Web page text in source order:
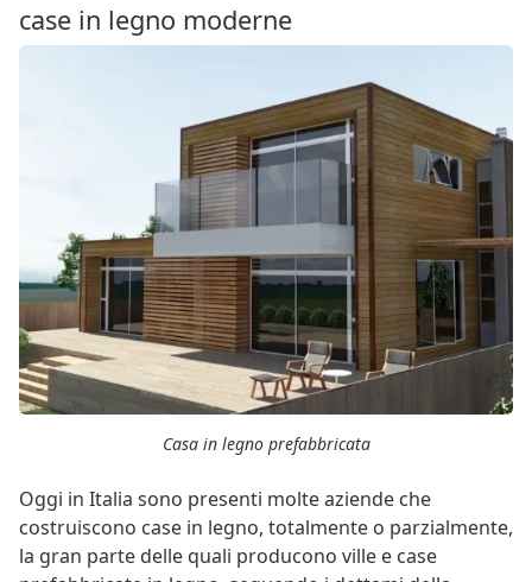
case in legno moderne
Casa in legno prefabbricata
Oggi in Italia sono presenti molte aziende che
costruiscono case in legno, totalmente o parzialmente,
la gran parte delle quali producono ville e case